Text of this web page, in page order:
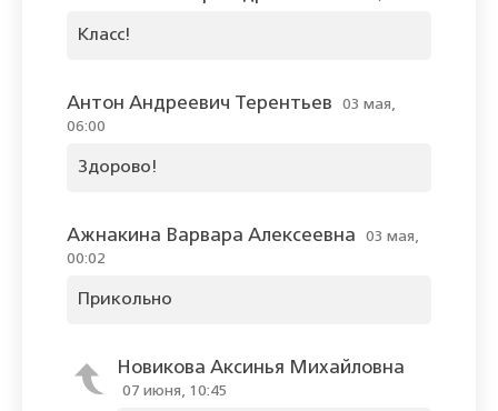
Класс!
Антон Андреевич Терентьев
03 мая,
06:00
Здорово!
Ажнакина Варвара Алексеевна
03 мая,
00:02
Прикольно
Новикова Аксинья Михайловна
07 июня, 10:45